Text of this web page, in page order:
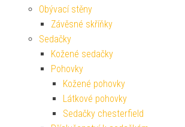
Obývací stěny
Závěsné skříňky
Sedačky
Kožené sedačky
Pohovky
Kožené pohovky
Látkové pohovky
Sedačky chesterfield